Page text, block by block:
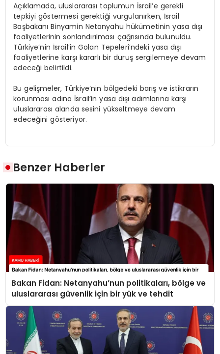
Açıklamada, uluslararası toplumun İsrail’e gerekli
tepkiyi göstermesi gerektiği vurgulanırken, İsrail
Başbakanı Binyamin Netanyahu hükümetinin yasa dışı
faaliyetlerinin sonlandırılması çağrısında bulunuldu.
Türkiye’nin İsrail’in Golan Tepeleri’ndeki yasa dışı
faaliyetlerine karşı kararlı bir duruş sergilemeye devam
edeceği belirtildi.
Bu gelişmeler, Türkiye’nin bölgedeki barış ve istikrarın
korunması adına İsrail’in yasa dışı adımlarına karşı
uluslararası alanda sesini yükseltmeye devam
edeceğini gösteriyor.
Benzer Haberler
Bakan Fidan: Netanyahu’nun politikaları, bölge ve
uluslararası güvenlik için bir yük ve tehdit